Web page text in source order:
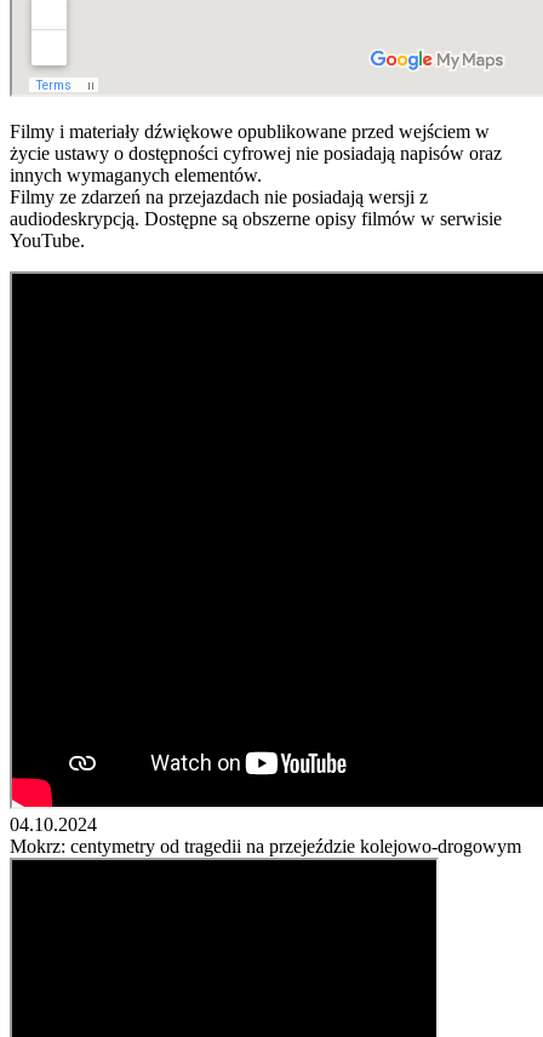
Filmy i materiały dźwiękowe opublikowane przed wejściem w
życie ustawy o dostępności cyfrowej nie posiadają napisów oraz
innych wymaganych elementów.
Filmy ze zdarzeń na przejazdach nie posiadają wersji z
audiodeskrypcją. Dostępne są obszerne opisy filmów w serwisie
YouTube.
04.10.2024
Mokrz: centymetry od tragedii na przejeździe kolejowo-drogowym